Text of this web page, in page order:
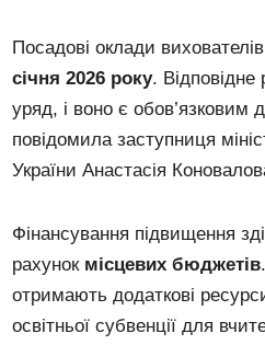
Посадові оклади
січня 2026 року.
уряд, і воно є обов’язковим
повідомила заступниця
України Анастасія
Фінансування підвищення
рахунок місцевих бюджетів
отримають додаткові
освітньої субвенції для